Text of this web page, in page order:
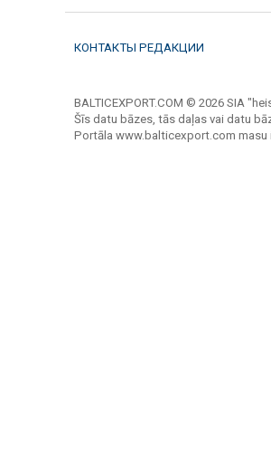
КОНТАКТЫ РЕДАКЦИИ
BALTICEXPORT.COM © 2026 SIA
Šīs datu bāzes, tās daļas vai datu
Portāla www.balticexport.com masu